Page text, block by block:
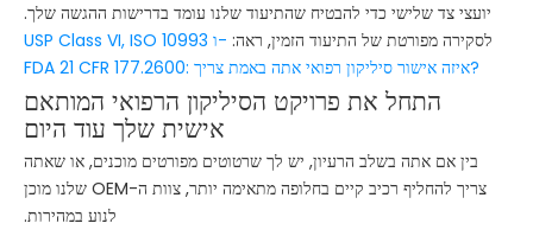
יועצי צד שלישי כדי להבטיח שהתיעוד שלנו עומד בדרישות ההגשה שלך.
לסקירה מפורטת של התיעוד הזמין, ראה:
USP Class VI, ISO 10993 ו-
FDA 21 CFR 177.2600: איזה אישור סיליקון רפואי אתה באמת צריך?
התחל את פרויקט הסיליקון הרפואי המותאם
אישית שלך עוד היום
בין אם אתה בשלב הרעיון, יש לך שרטוטים מפורטים מוכנים, או שאתה
צריך להחליף רכיב קיים בחלופה מתאימה יותר, צוות ה-OEM שלנו מוכן
לנוע במהירות.